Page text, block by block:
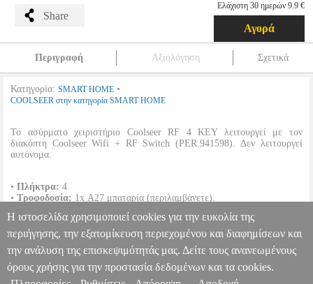
Share
Ελάχιστη 30 ημερών 9.9 €
Αγορά
Περιγραφή Αξιολόγηση Σχετικά
Κατηγορία: SMART HOME •
COOLSEER στην κατηγορία SMART HOME
Το ασύρματο χειριστήριο Coolseer RF 4 KEY λειτουργεί με τον
διακόπτη Coolseer Wifi + RF Switch (PER.941598). Δεν λειτουργεί
αυτόνομα.
• Πλήκτρα: 4.
• Τροφοδοσία: 1x Α27 μπαταρία (περιλαμβάνετε).
• Ασύρματη σύνδεση:RF433.
•Πρόσθετα χαρακτηριστικά:Δεν χρειάζεται καλωδίωση.
COOLSEER RF 4 KEY REMOTE CONTROLLER FOR RF
SWITCH BLUE BLACK PER.222132 PER.222132 COOLSEER
COOLSEER SMART HOME Κατηγορία: SMART HOME
Η ιστοσελίδα χρησιμοποιεί cookies για την ευκολία της
περιήγησης, την εξατομίκευση περιεχομένου και διαφημίσεων και
την ανάλυση της επισκεψιμότητάς μας. Δείτε τους ανανεωμένους
όρους χρήσης για την προστασία δεδομένων και τα cookies.